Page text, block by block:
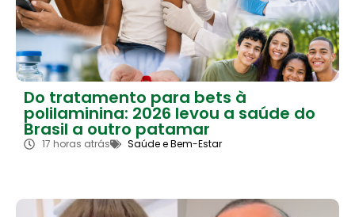
Do tratamento para bets à
polilaminina: 2026 levou a saúde do
Brasil a outro patamar
17 horas atrás Saúde e Bem-Estar